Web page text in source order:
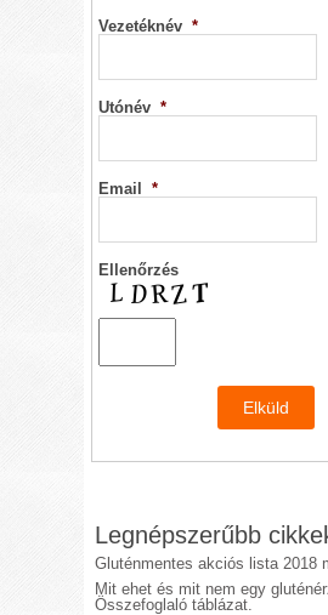
Vezetéknév *
Utónév *
Email *
Ellenőrzés
Legnépszerűbb
Gluténmentes akciós lista 2018
Mit ehet és mit nem egy
Összefoglaló táblázat.